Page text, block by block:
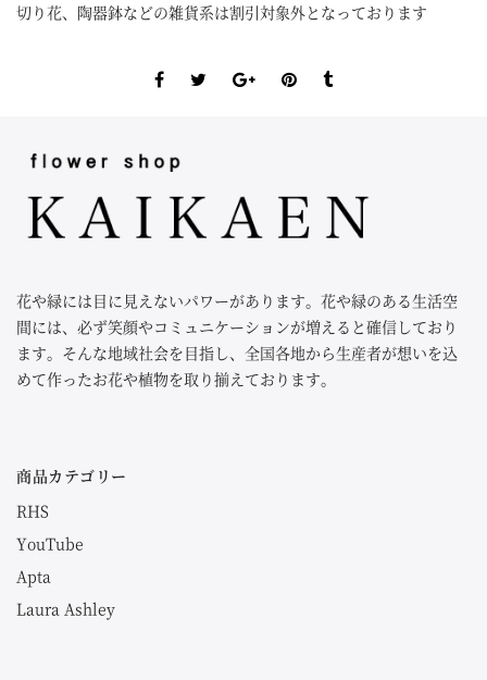
切り花、陶器鉢などの雑貨系は割引対象外となっております
花や緑には目に見えないパワーがあります。花や緑のある生活空
間には、必ず笑顔やコミュニケーションが増えると確信しており
ます。そんな地域社会を目指し、全国各地から生産者が想いを込
めて作ったお花や植物を取り揃えております。
商品カテゴリー
RHS
YouTube
Apta
Laura Ashley